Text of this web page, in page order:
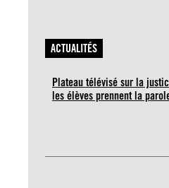
ACTUALITÉS
Plateau télévisé sur la
les élèves prennent la